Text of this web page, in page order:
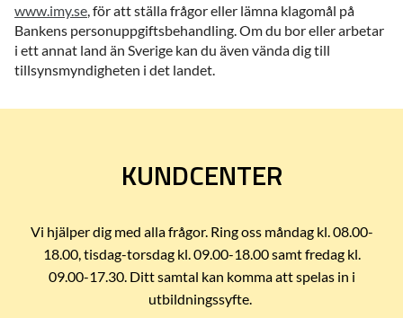
www.imy.se, för att ställa frågor eller lämna klagomål på
Bankens personuppgiftsbehandling. Om du bor eller arbetar
i ett annat land än Sverige kan du även vända dig till
tillsynsmyndigheten i det landet.
KUNDCENTER
Vi hjälper dig med alla frågor. Ring oss måndag kl. 08.00-
18.00, tisdag-torsdag kl. 09.00-18.00 samt fredag kl.
09.00-17.30. Ditt samtal kan komma att spelas in i
utbildningssyfte.